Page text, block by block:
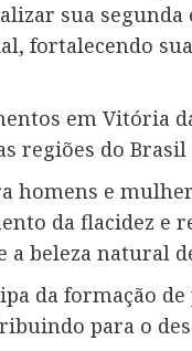
sua
fortalecendo
em Vitória
regiões do
homens e
da flacidez e
beleza natural
da formação
para o